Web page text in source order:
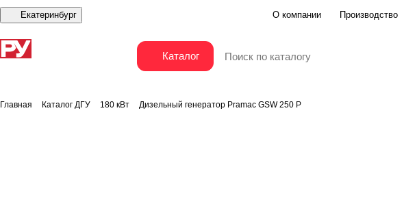
Екатеринбург О компании Производство
Каталог
Главная Каталог ДГУ 180 кВт Дизельный генератор Pramac GSW 250 P
Дизельный генератор Pramac GSW 250 P